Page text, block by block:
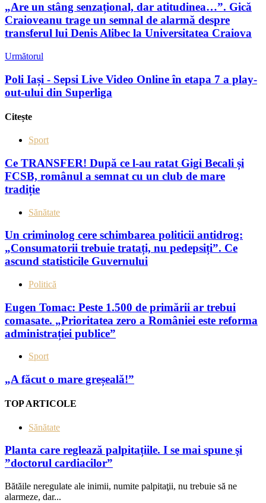
„Are un stâng senzațional, dar atitudinea…”. Gică
Craioveanu trage un semnal de alarmă despre
transferul lui Denis Alibec la Universitatea Craiova
Următorul
Poli Iași - Sepsi Live Video Online în etapa 7 a play-
out-ului din Superliga
Citește
Sport
Ce TRANSFER! După ce l-au ratat Gigi Becali și
FCSB, românul a semnat cu un club de mare
tradiție
Sănătate
Un criminolog cere schimbarea politicii antidrog:
„Consumatorii trebuie tratați, nu pedepsiți”. Ce
ascund statisticile Guvernului
Politică
Eugen Tomac: Peste 1.500 de primării ar trebui
comasate. „Prioritatea zero a României este reforma
administrației publice”
Sport
„A făcut o mare greșeală!”
TOP ARTICOLE
Sănătate
Planta care reglează palpitațiile. I se mai spune şi
”doctorul cardiacilor”
Bătăile neregulate ale inimii, numite palpitaţii, nu trebuie să ne
alarmeze, dar...